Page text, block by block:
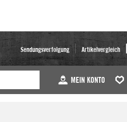
Sendungsverfolgung Artikelvergleich
MEIN KONTO